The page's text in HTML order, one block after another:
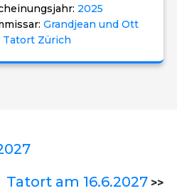
2025
Grandjean und Ott
Tatort Zürich
Tatort am 16.6.2027 >>